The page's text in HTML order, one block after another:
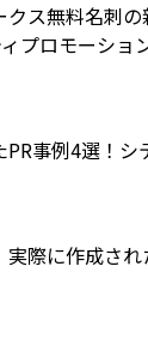
ス無料名刺の
プロモーショ
事例4選！シ
際に作成され